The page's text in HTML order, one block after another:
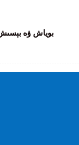
بوياش ۋە